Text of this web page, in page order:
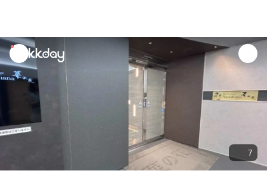
unread
notifications
7